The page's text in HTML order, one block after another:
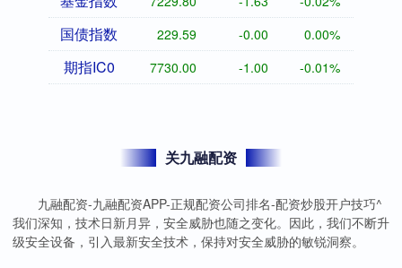
国债指数 229.59 -0.00 0.00%
期指IC0 7730.00 -1.00 -0.01%
关九融配资
九融配资-九融配资APP-正规配资公司排名-配资炒股开户技巧^
我们深知，技术日新月异，安全威胁也随之变化。因此，我们不断升
级安全设备，引入最新安全技术，保持对安全威胁的敏锐洞察。